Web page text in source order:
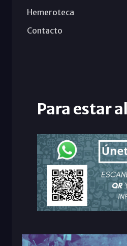
Hemeroteca
Contacto
Para estar